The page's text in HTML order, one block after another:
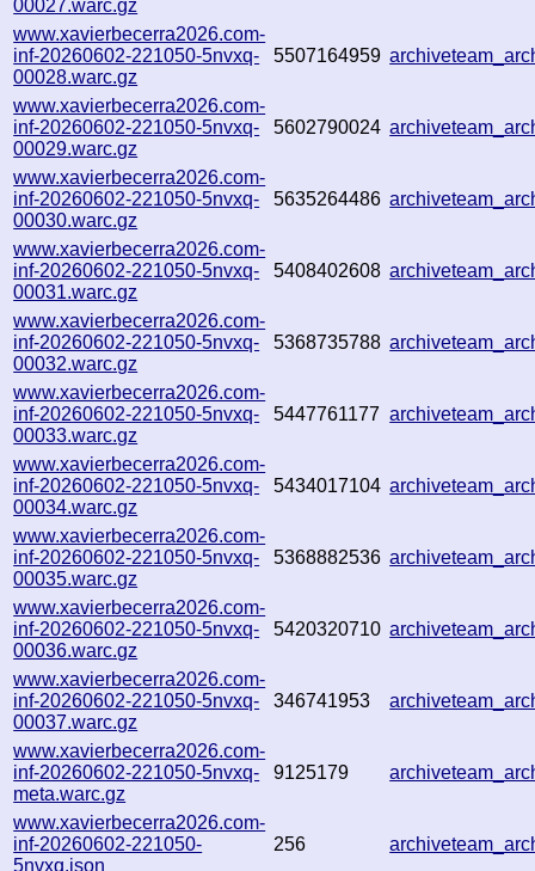
00027.warc.gz
www.xavierbecerra2026.com-
inf-20260602-221050-5nvxq-
00028.warc.gz
5507164959
www.xavierbecerra2026.com-
inf-20260602-221050-5nvxq-
00029.warc.gz
5602790024
www.xavierbecerra2026.com-
inf-20260602-221050-5nvxq-
00030.warc.gz
5635264486
www.xavierbecerra2026.com-
inf-20260602-221050-5nvxq-
00031.warc.gz
5408402608
www.xavierbecerra2026.com-
inf-20260602-221050-5nvxq-
00032.warc.gz
5368735788
www.xavierbecerra2026.com-
inf-20260602-221050-5nvxq-
00033.warc.gz
5447761177
www.xavierbecerra2026.com-
inf-20260602-221050-5nvxq-
00034.warc.gz
5434017104
www.xavierbecerra2026.com-
inf-20260602-221050-5nvxq-
00035.warc.gz
5368882536
www.xavierbecerra2026.com-
inf-20260602-221050-5nvxq-
00036.warc.gz
5420320710
www.xavierbecerra2026.com-
inf-20260602-221050-5nvxq-
00037.warc.gz
346741953
www.xavierbecerra2026.com-
inf-20260602-221050-5nvxq-
meta.warc.gz
9125179
www.xavierbecerra2026.com-
inf-20260602-221050-
5nvxq.json
256